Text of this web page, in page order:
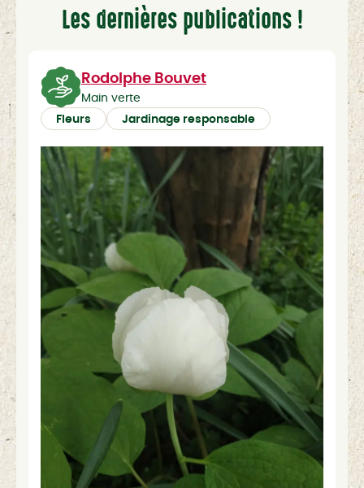
Les dernières publications !
Rodolphe Bouvet
Main verte
Fleurs
Jardinage responsable